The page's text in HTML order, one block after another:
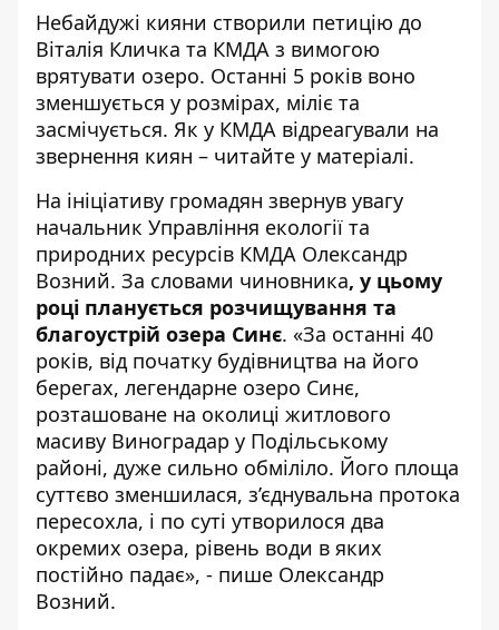
Небайдужі кияни створили петицію до
Віталія Кличка та КМДА з вимогою
врятувати озеро. Останні 5 років воно
зменшується у розмірах, міліє та
засмічується. Як у КМДА відреагували на
звернення киян – читайте у матеріалі.
На ініціативу громадян звернув увагу
начальник Управління екології та
природних ресурсів КМДА Олександр
Возний. За словами чиновника, у цьому
році планується розчищування та
благоустрій озера Синє. «За останні 40
років, від початку будівництва на його
берегах, легендарне озеро Синє,
розташоване на околиці житлового
масиву Виноградар у Подільському
районі, дуже сильно обміліло. Його площа
суттєво зменшилася, з’єднувальна протока
пересохла, і по суті утворилося два
окремих озера, рівень води в яких
постійно падає», - пише Олександр
Возний.